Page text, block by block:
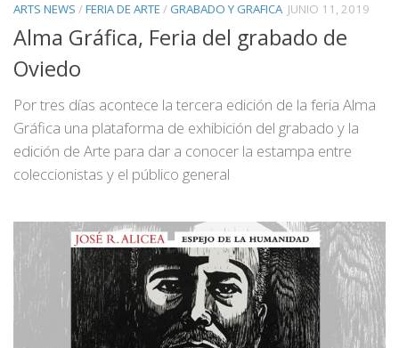
ARTS NEWS /FERIA DE ARTE / GRABADO Y GRAFICA JUNIO 11, 2019
Alma Gráfica, Feria del grabado de
Oviedo
Por tres días acontece la tercera edición de la feria Alma
Gráfica una plataforma de exhibición del grabado y la
edición de Arte para dar a conocer la estampa entre
coleccionistas y el público general